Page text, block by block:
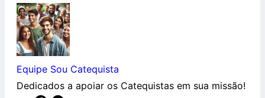
Equipe Sou Catequista
Dedicados a apoiar os Catequistas em sua missão!